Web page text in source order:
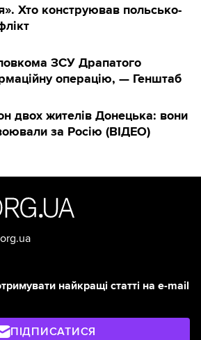
Хто конструював польсько-
ЗСУ Драпатого
операцію, — Генштаб
двох жителів Донецька: вони
за Росію (ВІДЕО)
найкращі статті на e-mail
ПІДПИСАТИСЯ